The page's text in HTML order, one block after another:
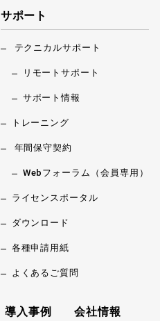
サポート
テクニカルサポート
リモートサポート
サポート情報
トレーニング
年間保守契約
Webフォーラム（会員専用）
ライセンスポータル
ダウンロード
各種申請用紙
よくあるご質問
導入事例 会社情報